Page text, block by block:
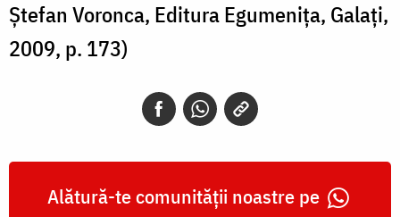
Ștefan Voronca, Editura Egumenița, Galați,
2009, p. 173)
Alătură-te comunității noastre pe